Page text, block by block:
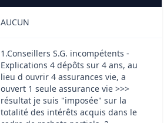
AUCUN
1.Conseillers S.G. incompétents -
Explications 4 dépôts sur 4 ans, au
lieu d ouvrir 4 assurances vie, a
ouvert 1 seule assurance vie >>>
résultat je suis "imposée" sur la
totalité des intérêts acquis dans le